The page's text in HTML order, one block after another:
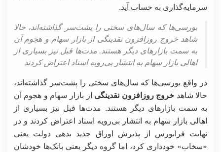
سرمایه‌گذاری به حساب آید.
بورسی‌ها که سال‌های سختی را پشت‌سر گذاشته‌اند، حالا
شاهد خروج روزافزون نقدینگی از بازار سهام و هجوم آن
به سمت بازارهای دیگر هستند. مدت‌ها قبل نیز بسیاری از
اهالی بازار سهام به انتشار بی‌رویه اسناد اعتراض کردند
در واقع بورسی‌ها که سال‌های سختی را پشت‌سر گذاشته‌اند،
حالا شاهد خروج روزافزون نقدینگی از بازار سهام و هجوم آن
به سمت بازارهای دیگر هستند. مدت‌ها قبل نیز بسیاری از
اهالی بازار سهام به انتشار بی‌رویه اسناد اعتراض کردند و در
نهایت فرابورس از پذیرش اوراق جدید بدهی دولت یعنی
«سخاب» خودداری کرد، اما گروه دیگر یعنی بانک‌ها خودشان